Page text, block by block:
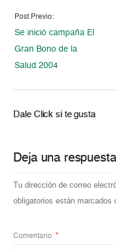
Post Previo:
Se inició campaña El
Gran Bono de la
Salud 2004
Dale Click si te gusta
Deja una respuesta
Tu dirección de correo
obligatorios están marcados
Comentario *